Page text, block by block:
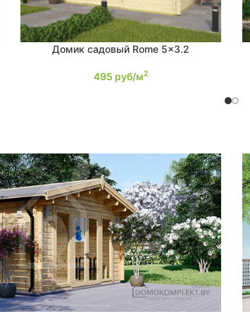
ПОДРОБНЕЕДомик садовый Rome 5×3.2
495 руб/м2